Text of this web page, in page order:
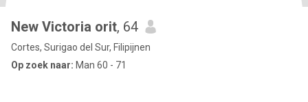
New Victoria orit, 64
Cortes, Surigao del Sur, Filipijnen
Op zoek naar: Man 60 - 71